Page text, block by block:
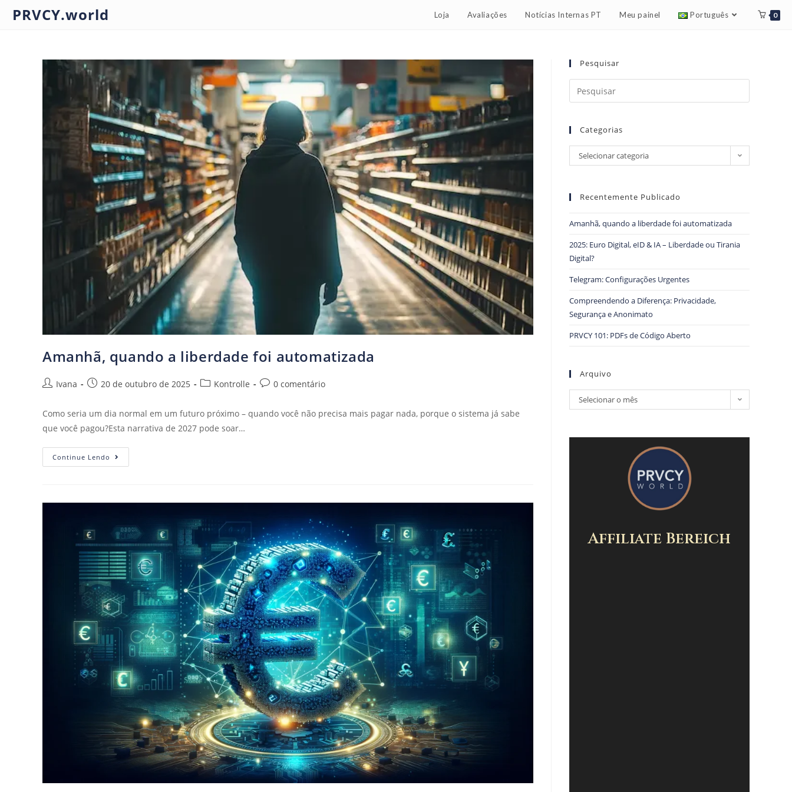
PRVCY.world Loja Avaliações Notícias Internas PT Meu painel Português 0
Amanhã, quando a liberdade foi automatizada
Ivana 20 de outubro de 2025 Kontrolle 0 comentário
Como seria um dia normal em um futuro próximo – quando você não precisa mais pagar nada, porque o sistema já sabe
que você pagou?Esta narrativa de 2027 pode soar…
Continue Lendo
Pesquisar
Categorias
Selecionar categoria
Recentemente Publicado
Amanhã, quando a liberdade foi automatizada
2025: Euro Digital, eID & IA – Liberdade ou Tirania
Digital?
Telegram: Configurações Urgentes
Compreendendo a Diferença: Privacidade,
Segurança e Anonimato
PRVCY 101: PDFs de Código Aberto
Arquivo
Selecionar o mês
Affiliate Bereich